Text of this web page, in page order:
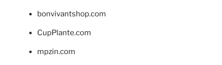
bonvivantshop.com
CupPlante.com
mpzin.com